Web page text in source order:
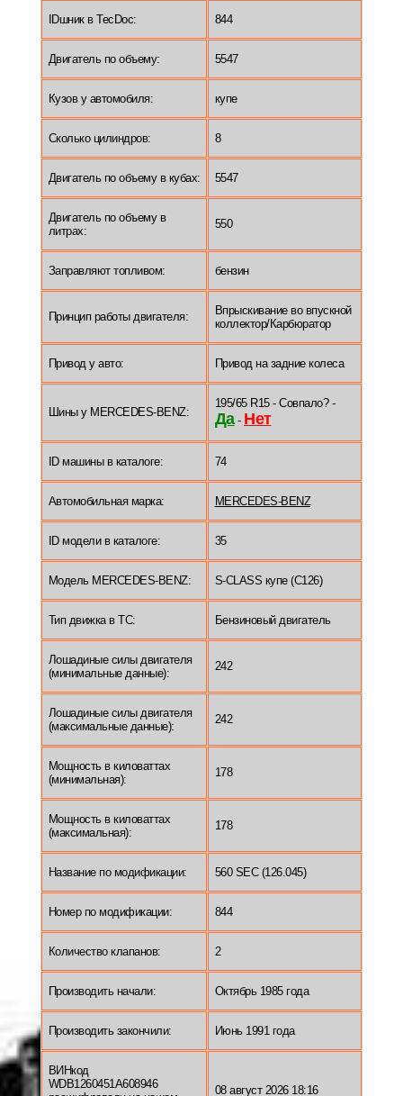
IDшник в TecDoc: 844
Двигатель по объему: 5547
Кузов у автомобиля: купе
Сколько цилиндров: 8
Двигатель по объему в кубах: 5547
Двигатель по объему в
литрах:
550
Заправляют топливом: бензин
Принцип работы двигателя:
Впрыскивание во впускной
коллектор/Карбюратор
Привод у авто: Привод на задние колеса
Шины у MERCEDES-BENZ:
195/65 R15 - Совпало? -
Да- Нет
ID машины в каталоге: 74
Автомобильная марка: MERCEDES-BENZ
ID модели в каталоге: 35
Модель MERCEDES-BENZ: S-CLASS купе (C126)
Тип движка в ТС: Бензиновый двигатель
Лошадиные силы двигателя
(минимальные данные):
242
Лошадиные силы двигателя
(максимальные данные):
242
Мощность в киловаттах
(минимальная):
178
Мощность в киловаттах
(максимальная):
178
Название по модификации: 560 SEC (126.045)
Номер по модификации: 844
Количество клапанов: 2
Производить начали: Октябрь 1985 года
Производить закончили: Июнь 1991 года
ВИНкод
WDB1260451A608946
08 август 2026 18:16